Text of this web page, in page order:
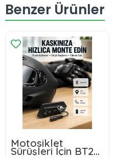
Benzer Ürünler
Motosiklet
Sürüşleri İçin BT22